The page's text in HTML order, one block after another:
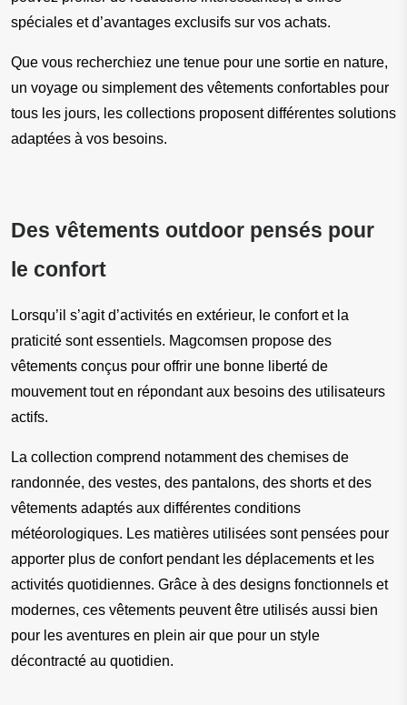
spéciales et d’avantages exclusifs sur vos achats.
Que vous recherchiez une tenue pour une sortie en nature,
un voyage ou simplement des vêtements confortables pour
tous les jours, les collections proposent différentes solutions
adaptées à vos besoins.
Des vêtements outdoor pensés pour
le confort
Lorsqu’il s’agit d’activités en extérieur, le confort et la
praticité sont essentiels. Magcomsen propose des
vêtements conçus pour offrir une bonne liberté de
mouvement tout en répondant aux besoins des utilisateurs
actifs.
La collection comprend notamment des chemises de
randonnée, des vestes, des pantalons, des shorts et des
vêtements adaptés aux différentes conditions
météorologiques. Les matières utilisées sont pensées pour
apporter plus de confort pendant les déplacements et les
activités quotidiennes. Grâce à des designs fonctionnels et
modernes, ces vêtements peuvent être utilisés aussi bien
pour les aventures en plein air que pour un style
décontracté au quotidien.